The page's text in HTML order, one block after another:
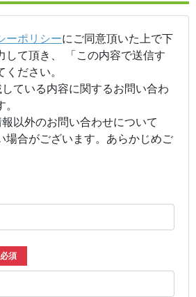
ーポリシーにご同意頂いた上で下
して頂き、 「この内容で送信す
ださい。
ている内容に関するお問い合わ
以外のお問い合わせについて
場合がございます。あらかじめご
必須